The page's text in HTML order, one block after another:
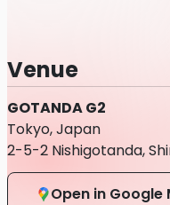
のみ販売
り2SHOT撮影券
・一般チケット¥4,000
Venue
GOTANDA G2
Tokyo, Japan
2-5-2 Nishigotanda,
Open in Google